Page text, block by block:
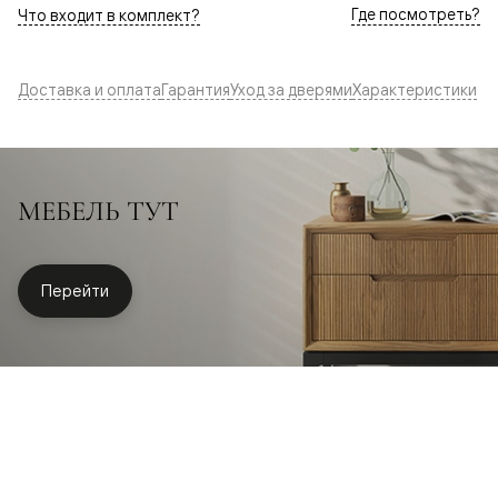
Что входит в комплект? Где посмотреть?
Доставка и оплатаГарантияУход за дверямиХарактеристики
МЕБЕЛЬ ТУТ
Перейти